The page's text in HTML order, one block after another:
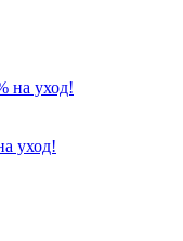
уход!